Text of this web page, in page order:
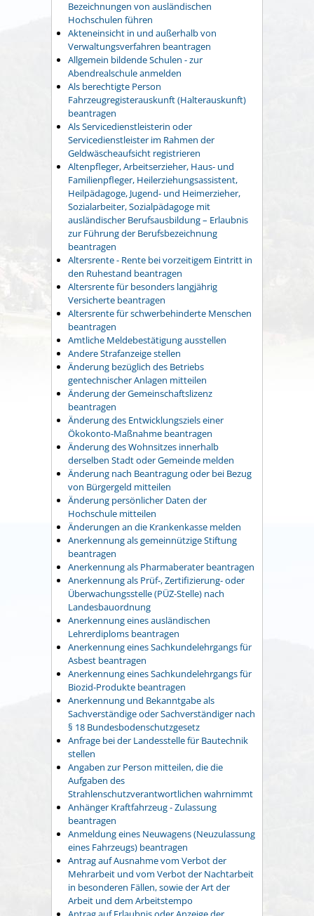
Bezeichnungen von ausländischen
Hochschulen führen
Akteneinsicht in und außerhalb von
Verwaltungsverfahren beantragen
Allgemein bildende Schulen - zur
Abendrealschule anmelden
Als berechtigte Person
Fahrzeugregisterauskunft (Halterauskunft)
beantragen
Als Servicedienstleisterin oder
Servicedienstleister im Rahmen der
Geldwäscheaufsicht registrieren
Altenpfleger, Arbeitserzieher, Haus- und
Familienpfleger, Heilerziehungsassistent,
Heilpädagoge, Jugend- und Heimerzieher,
Sozialarbeiter, Sozialpädagoge mit
ausländischer Berufsausbildung – Erlaubnis
zur Führung der Berufsbezeichnung
beantragen
Altersrente - Rente bei vorzeitigem Eintritt in
den Ruhestand beantragen
Altersrente für besonders langjährig
Versicherte beantragen
Altersrente für schwerbehinderte Menschen
beantragen
Amtliche Meldebestätigung ausstellen
Andere Strafanzeige stellen
Änderung bezüglich des Betriebs
gentechnischer Anlagen mitteilen
Änderung der Gemeinschaftslizenz
beantragen
Änderung des Entwicklungsziels einer
Ökokonto-Maßnahme beantragen
Änderung des Wohnsitzes innerhalb
derselben Stadt oder Gemeinde melden
Änderung nach Beantragung oder bei Bezug
von Bürgergeld mitteilen
Änderung persönlicher Daten der
Hochschule mitteilen
Änderungen an die Krankenkasse melden
Anerkennung als gemeinnützige Stiftung
beantragen
Anerkennung als Pharmaberater beantragen
Anerkennung als Prüf-, Zertifizierung- oder
Überwachungsstelle (PÜZ-Stelle) nach
Landesbauordnung
Anerkennung eines ausländischen
Lehrerdiploms beantragen
Anerkennung eines Sachkundelehrgangs für
Asbest beantragen
Anerkennung eines Sachkundelehrgangs für
Biozid-Produkte beantragen
Anerkennung und Bekanntgabe als
Sachverständige oder Sachverständiger nach
§ 18 Bundesbodenschutzgesetz
Anfrage bei der Landesstelle für Bautechnik
stellen
Angaben zur Person mitteilen, die die
Aufgaben des
Strahlenschutzverantwortlichen wahrnimmt
Anhänger Kraftfahrzeug - Zulassung
beantragen
Anmeldung eines Neuwagens (Neuzulassung
eines Fahrzeugs) beantragen
Antrag auf Ausnahme vom Verbot der
Mehrarbeit und vom Verbot der Nachtarbeit
in besonderen Fällen, sowie der Art der
Arbeit und dem Arbeitstempo